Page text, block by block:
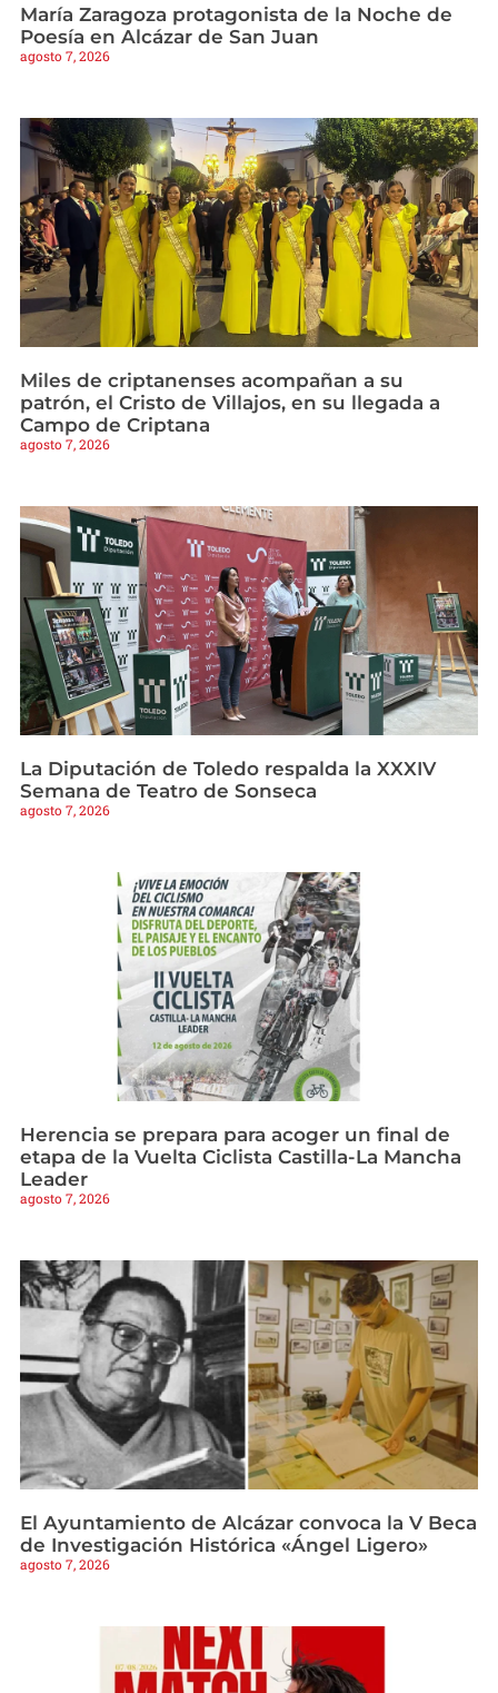
María Zaragoza protagonista de la Noche de
Poesía en Alcázar de San Juan
agosto 7, 2026
Miles de criptanenses acompañan a su
patrón, el Cristo de Villajos, en su llegada a
Campo de Criptana
agosto 7, 2026
La Diputación de Toledo respalda la XXXIV
Semana de Teatro de Sonseca
agosto 7, 2026
Herencia se prepara para acoger un final de
etapa de la Vuelta Ciclista Castilla-La Mancha
Leader
agosto 7, 2026
El Ayuntamiento de Alcázar convoca la V Beca
de Investigación Histórica «Ángel Ligero»
agosto 7, 2026